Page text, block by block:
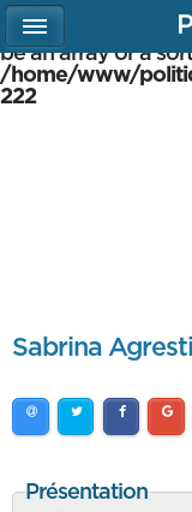
Warning
:
be an array or a
/home/www/
222
Sabrina
Présentation